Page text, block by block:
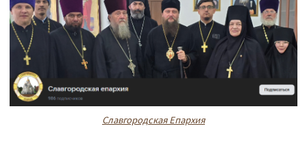
Славгородская Епархия